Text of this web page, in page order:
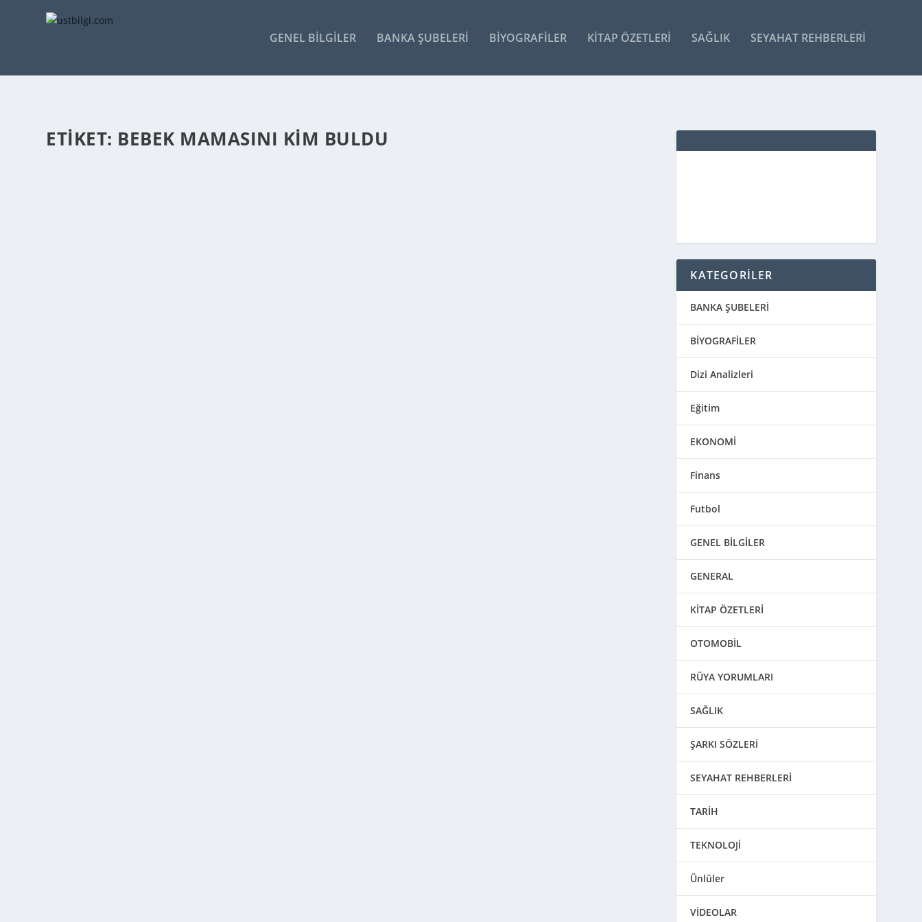
GENEL BILGILER BANKA ŞUBELERI BIYOGRAFILER KITAP ÖZETLERI SAĞLIK SEYAHAT REHBERLERI
ETIKET: BEBEK MAMASINI KIM BULDU
KATEGORİLER
BANKA ŞUBELERİ
BİYOGRAFİLER
Dizi Analizleri
Eğitim
EKONOMİ
Finans
Futbol
GENEL BİLGİLER
GENERAL
KİTAP ÖZETLERİ
OTOMOBİL
RÜYA YORUMLARI
SAĞLIK
ŞARKI SÖZLERİ
SEYAHAT REHBERLERİ
TARİH
TEKNOLOJİ
Ünlüler
VİDEOLAR